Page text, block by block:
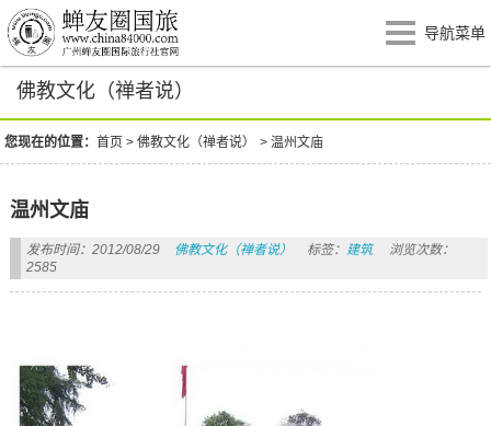
导航菜单
佛教文化（禅者说）
您现在的位置：首页 >佛教文化（禅者说） >温州文庙
温州文庙
发布时间：2012/08/29 佛教文化（禅者说） 标签： 建筑
浏览次数：
2585